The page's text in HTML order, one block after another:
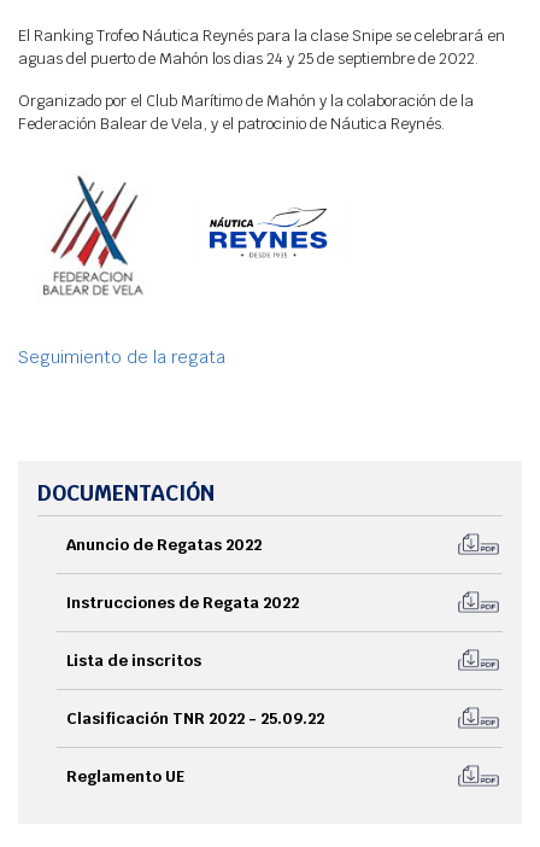
Webcam
El Ranking Trofeo Náutica Reynés para la clase Snipe se celebrará en
aguas del puerto de Mahón los dias 24 y 25 de septiembre de 2022.
Organizado por el Club Marítimo de Mahón y la colaboración de la
Federación Balear de Vela, y el patrocinio de Náutica Reynés.
Seguimiento de la regata
DOCUMENTACIÓN
Anuncio de Regatas 2022
Instrucciones de Regata 2022
Lista de inscritos
Clasificación TNR 2022 - 25.09.22
Reglamento UE